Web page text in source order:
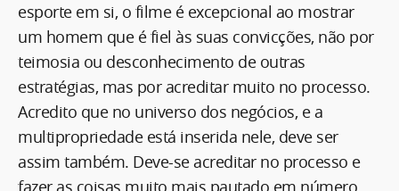
esporte em si, o filme é excepcional ao mostrar
um homem que é fiel às suas convicções, não por
teimosia ou desconhecimento de outras
estratégias, mas por acreditar muito no processo.
Acredito que no universo dos negócios, e a
multipropriedade está inserida nele, deve ser
assim também. Deve-se acreditar no processo e
fazer as coisas muito mais pautado em número,